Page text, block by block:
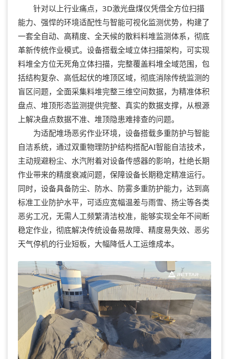
针对以上行业痛点，3D激光盘煤仪凭借全方位扫描
能力、强悍的环境适配性与智能可视化监测优势，构建了
一套全自动、高精度、全天候的散料料堆监测体系，彻底
革新传统作业模式。设备搭载全域立体扫描架构，可实现
料堆全方位无死角立体扫描，完整覆盖料堆全域范围，包
括结构复杂、高低起伏的堆顶区域，彻底消除传统监测的
盲区问题，全面采集料堆完整三维空间数据，为精准体积
盘点、堆顶形态监测提供完整、真实的数据支撑，从根源
上解决盘点数据不准、堆顶隐患难排查的问题。
为适配堆场恶劣作业环境，设备搭载多重防护与智能
自洁系统，通过双重物理防护结构搭配AI智能自洁技术，
主动规避粉尘、水汽附着对设备传感器的影响，杜绝长期
作业带来的精度衰减问题，保障设备长期稳定精准运行。
同时，设备具备防尘、防水、防雾多重防护能力，达到高
标准工业防护水平，可适应宽幅温差与雨雪、扬尘等各类
恶劣工况，无需人工频繁清洁校准，能够实现全年不间断
稳定作业，彻底解决传统设备易故障、精度易失效、恶劣
天气停机的行业短板，大幅降低人工运维成本。